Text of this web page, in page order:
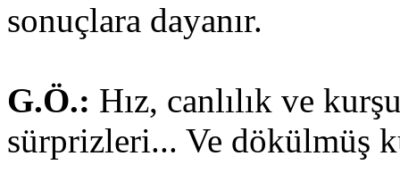
sonuçlara dayanır.
G.Ö.: Hız, canlılık ve
sürprizleri... Ve dökülmüş